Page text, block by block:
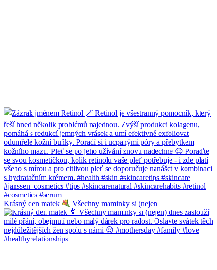
Krásný den matek Všechny maminky si (nejen